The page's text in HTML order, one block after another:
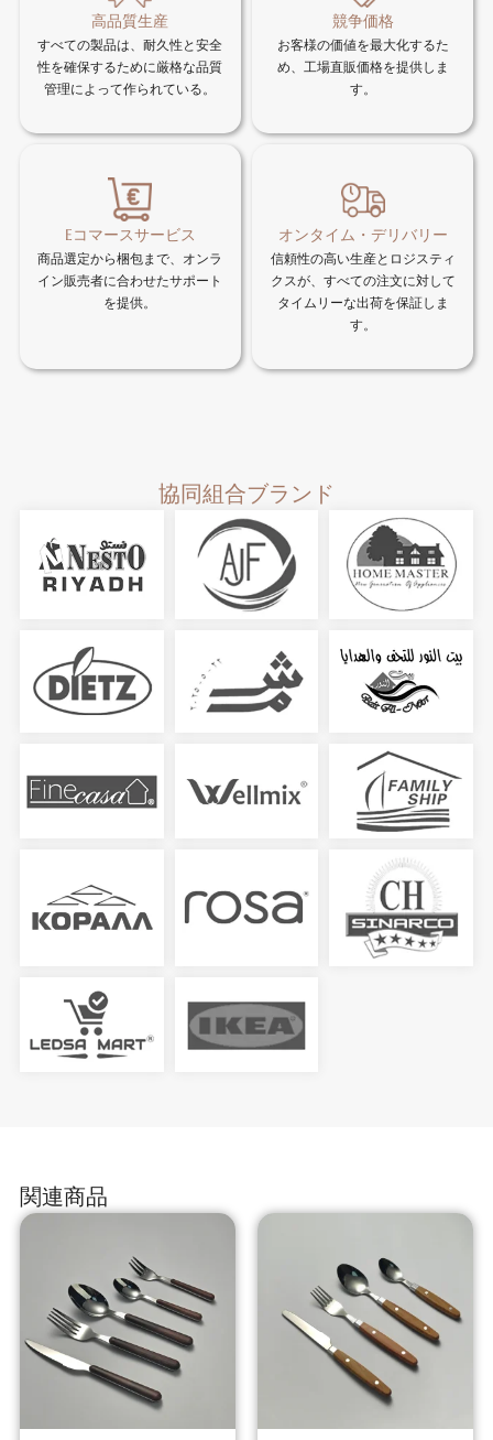
高品質生産
すべての製品は、耐久性と安全
性を確保するために厳格な品質
管理によって作られている。
競争価格
お客様の価値を最大化するた
め、工場直販価格を提供しま
す。
Eコマースサービス
商品選定から梱包まで、オンラ
イン販売者に合わせたサポート
を提供。
オンタイム・デリバリー
信頼性の高い生産とロジスティ
クスが、すべての注文に対して
タイムリーな出荷を保証しま
す。
協同組合ブランド
関連商品